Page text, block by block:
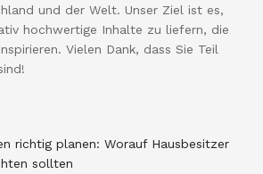
und der Welt. Unser Ziel ist es,
hochwertige Inhalte zu liefern, die
Vielen Dank, dass Sie Teil
richtig planen: Worauf Hausbesitzer
sollten